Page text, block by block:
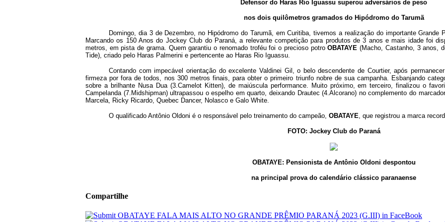
Defensor do Haras Rio Iguassu superou adversários de peso
nos dois quilômetros gramados do Hipódromo do Tarumã
Domingo, dia 3 de Dezembro, no Hipódromo do Tarumã, em Curitiba, tivemos a realização do importante Grande
Marcando os 150 Anos do Jockey Club do Paraná, a relevante competição para produtos de 3 anos e mais idade foi
metros, em pista de grama. Quem garantiu o renomado troféu foi o precioso potroOBATAYE (Macho, Castanho, 3 anos,
Tide), criado pelo Haras Palmerini e pertencente ao Haras Rio Iguassu.
Contando com impecável orientação do excelente Valdinei Gil, o belo descendente de Courtier, após
firmeza por fora de todos, nos 300 metros finais, para obter o primeiro triunfo nobre de sua campanha. Esbanjando
sobre a brilhante Nusa Dua (3.Camelot Kitten), de maiúscula performance. Muito próximo, em terceiro, finalizou o
Campelanda (7.Midshipman) ultrapassou o espelho em quarto, deixando Drautec (4.Alcorano) no complemento do
Marcela, Ricky Ricardo, Quebec Dancer, Nolasco e Galo White.
O qualificado Antônio Oldoni é o responsável pelo treinamento do campeão,OBATAYE , que registrou a marca
FOTO: Jockey Club do Paraná
OBATAYE: Pensionista de Antônio Oldoni despontou
na principal prova do calendário clássico paranaense
Compartilhe